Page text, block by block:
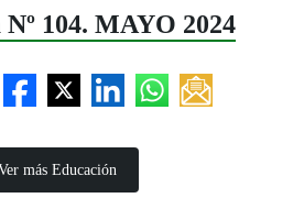
104. MAYO 2024
más Educación